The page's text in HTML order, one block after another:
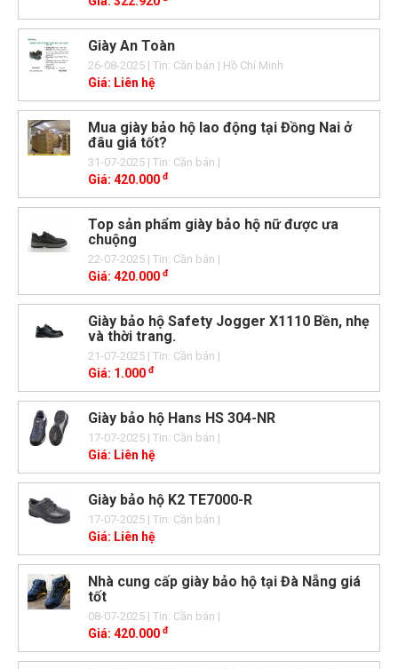
Giày An Toàn
26-08-2025| Tin: Cần bán | Hồ Chí Minh
Giá: Liên hệ
Mua giày bảo hộ lao động tại Đồng Nai ở
đâu giá tốt?
31-07-2025| Tin: Cần bán |
Giá: 420.000 đ
Top sản phẩm giày bảo hộ nữ được ưa
chuộng
22-07-2025| Tin: Cần bán |
Giá: 420.000 đ
Giày bảo hộ Safety Jogger X1110 Bền, nhẹ
và thời trang.
21-07-2025| Tin: Cần bán |
Giá: 1.000 đ
Giày bảo hộ Hans HS 304-NR
17-07-2025| Tin: Cần bán |
Giá: Liên hệ
Giày bảo hộ K2 TE7000-R
17-07-2025| Tin: Cần bán |
Giá: Liên hệ
Nhà cung cấp giày bảo hộ tại Đà Nẵng giá
tốt
08-07-2025| Tin: Cần bán |
Giá: 420.000 đ